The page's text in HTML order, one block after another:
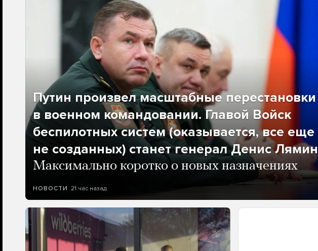
Путин произвел масштабные перестановки
в военном командовании. Главой Войск
беспилотных систем (оказывается, все еще
не созданных) станет генерал Денис Лямин
Максимально коротко о новых назначениях
НОВОСТИ 21 час назад